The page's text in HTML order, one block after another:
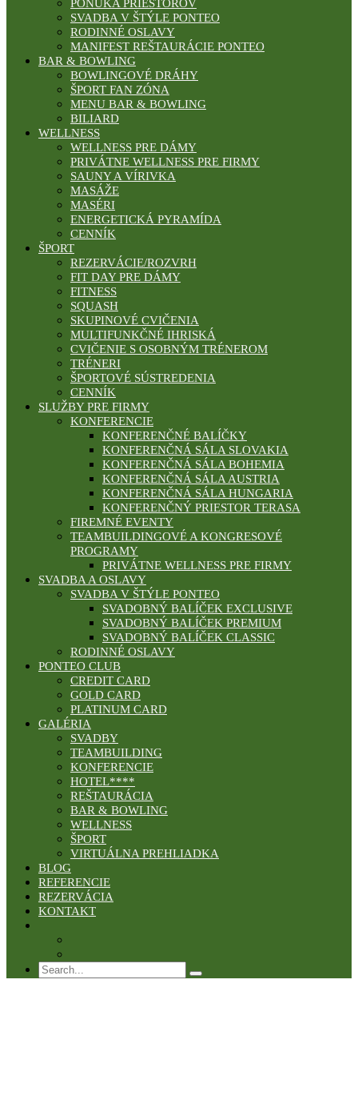
PONUKA PRIESTOROV
SVADBA V ŠTÝLE PONTEO
RODINNÉ OSLAVY
MANIFEST REŠTAURÁCIE PONTEO
BAR & BOWLING
BOWLINGOVÉ DRÁHY
ŠPORT FAN ZÓNA
MENU BAR & BOWLING
BILIARD
WELLNESS
WELLNESS PRE DÁMY
PRIVÁTNE WELLNESS PRE FIRMY
SAUNY A VÍRIVKA
MASÁŽE
MASÉRI
ENERGETICKÁ PYRAMÍDA
CENNÍK
ŠPORT
REZERVÁCIE/ROZVRH
FIT DAY PRE DÁMY
FITNESS
SQUASH
SKUPINOVÉ CVIČENIA
MULTIFUNKČNÉ IHRISKÁ
CVIČENIE S OSOBNÝM TRÉNEROM
TRÉNERI
ŠPORTOVÉ SÚSTREDENIA
CENNÍK
SLUŽBY PRE FIRMY
KONFERENCIE
KONFERENČNÉ BALÍČKY
KONFERENČNÁ SÁLA SLOVAKIA
KONFERENČNÁ SÁLA BOHEMIA
KONFERENČNÁ SÁLA AUSTRIA
KONFERENČNÁ SÁLA HUNGARIA
KONFERENČNÝ PRIESTOR TERASA
FIREMNÉ EVENTY
TEAMBUILDINGOVÉ A KONGRESOVÉ
PROGRAMY
PRIVÁTNE WELLNESS PRE FIRMY
SVADBA A OSLAVY
SVADBA V ŠTÝLE PONTEO
SVADOBNÝ BALÍČEK EXCLUSIVE
SVADOBNÝ BALÍČEK PREMIUM
SVADOBNÝ BALÍČEK CLASSIC
RODINNÉ OSLAVY
PONTEO CLUB
CREDIT CARD
GOLD CARD
PLATINUM CARD
GALÉRIA
SVADBY
TEAMBUILDING
KONFERENCIE
HOTEL****
REŠTAURÁCIA
BAR & BOWLING
WELLNESS
ŠPORT
VIRTUÁLNA PREHLIADKA
BLOG
REFERENCIE
REZERVÁCIA
KONTAKT